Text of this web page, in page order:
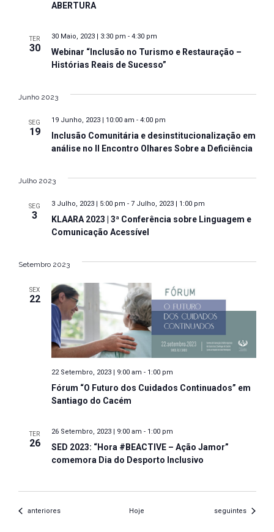
ABERTURA
TER
30
Webinar “Inclusão no Turismo e Restauração –
Histórias Reais de Sucesso”
30 Maio, 2023 | 3:30 pm - 4:30 pm
Junho 2023
SEG
19
Inclusão Comunitária e desinstitucionalização em
análise no II Encontro Olhares Sobre a Deficiência
19 Junho, 2023 | 10:00 am - 4:00 pm
Julho 2023
SEG
3
KLAARA 2023 | 3ª Conferência sobre Linguagem e
Comunicação Acessível
3 Julho, 2023 | 5:00 pm - 7 Julho, 2023 | 1:00 pm
Setembro 2023
SEX
22
Fórum “O Futuro dos Cuidados Continuados” em
Santiago do Cacém
22 Setembro, 2023 | 9:00 am - 1:00 pm
TER
26
SED 2023: “Hora #BEACTIVE – Ação Jamor”
comemora Dia do Desporto Inclusivo
26 Setembro, 2023 | 9:00 am - 1:00 pm
Eventos
anteriores Hoje Eventos
seguintes